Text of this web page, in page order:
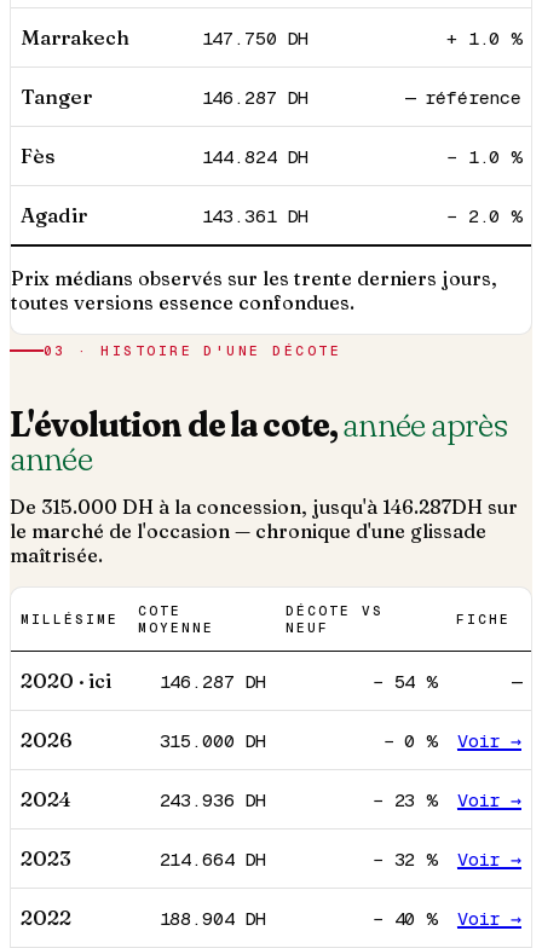
Marrakech 147.750 DH + 1.0 %
Tanger 146.287 DH — référence
Fès 144.824DH − 1.0 %
Agadir 143.361DH − 2.0 %
Prix médians observés sur les trente derniers jours,
toutes versions essence confondues.
03 · HISTOIRE D'UNE DÉCOTE
L'évolution de la cote,année après
année
De 315.000 DH à la concession, jusqu'à 146.287DH sur
le marché de l'occasion — chronique d'une glissade
maîtrisée.
MILLÉSIME
COTE
MOYENNE
DÉCOTE VS
NEUF
FICHE
2020 · ici 146.287 DH − 54 % —
2026 315.000 DH −0 % Voir →
2024 243.936 DH − 23 % Voir →
2023 214.664DH − 32 % Voir →
2022 188.904DH − 40 % Voir →